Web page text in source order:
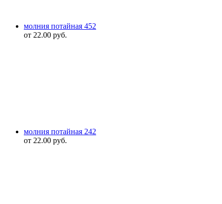
молния потайная 452
от 22.00 руб.
молния потайная 242
от 22.00 руб.